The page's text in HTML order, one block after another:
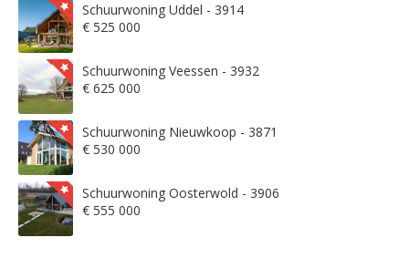
Schuurwoning Uddel - 3914
€ 525 000
Schuurwoning Veessen - 3932
€ 625 000
Schuurwoning Nieuwkoop - 3871
€ 530 000
Schuurwoning Oosterwold - 3906
€ 555 000